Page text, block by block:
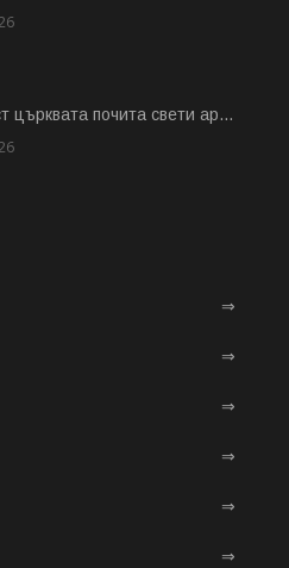
църквата почита свети ар...
⇒
⇒
⇒
⇒
⇒
⇒